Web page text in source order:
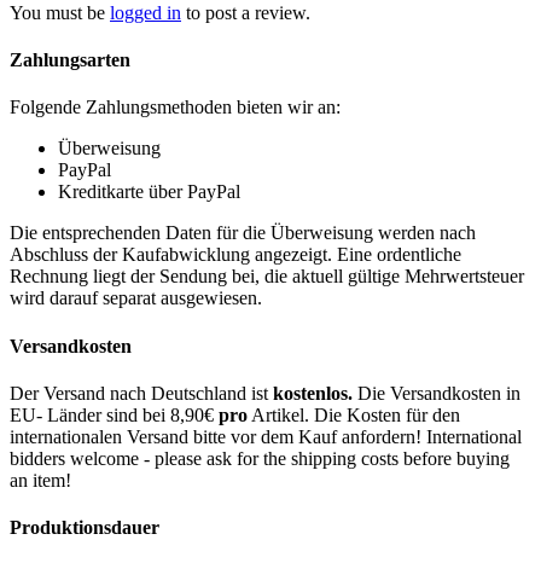
You must be logged in to post a review.
Zahlungsarten
Folgende Zahlungsmethoden bieten wir an:
Überweisung
PayPal
Kreditkarte über PayPal
Die entsprechenden Daten für die Überweisung werden nach
Abschluss der Kaufabwicklung angezeigt. Eine ordentliche
Rechnung liegt der Sendung bei, die aktuell gültige Mehrwertsteuer
wird darauf separat ausgewiesen.
Versandkosten
Der Versand nach Deutschland ist kostenlos. Die Versandkosten in
EU- Länder sind bei 8,90€ pro Artikel. Die Kosten für den
internationalen Versand bitte vor dem Kauf anfordern! International
bidders welcome - please ask for the shipping costs before buying
an item!
Produktionsdauer